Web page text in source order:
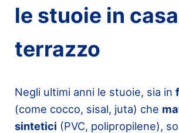
le stuoie in
terrazzo
Negli ultimi anni le stuoie, sia in
(come cocco, sisal, juta) che
sintetici (PVC, polipropilene),